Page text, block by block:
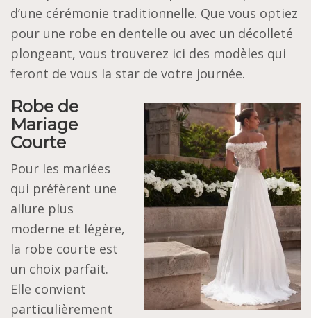
d’une cérémonie traditionnelle. Que vous optiez
pour une robe en dentelle ou avec un décolleté
plongeant, vous trouverez ici des modèles qui
feront de vous la star de votre journée.
Robe de
Mariage
Courte
Pour les mariées
qui préfèrent une
allure plus
moderne et légère,
la robe courte est
un choix parfait.
Elle convient
particulièrement